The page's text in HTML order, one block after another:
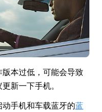
版本过低，可能会导致
新一下手机。
动手机和车载蓝牙的蓝